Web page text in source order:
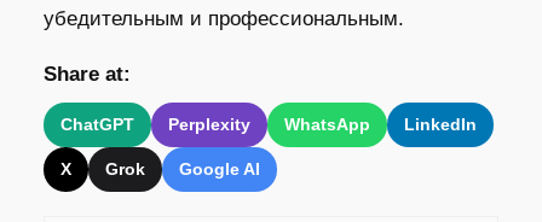
убедительным и профессиональным.
Share at:
ChatGPT Perplexity WhatsApp LinkedIn
X Grok Google AI